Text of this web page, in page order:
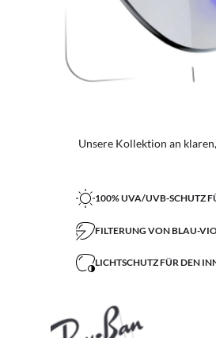
Unsere Kollektion an
100% UVA/UVB-SCHUTZ
FILTERUNG VON BLAU-
LICHTSCHUTZ FÜR DEN